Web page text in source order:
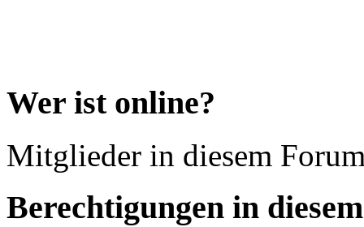
Wer ist online?
Mitglieder in diesem
Berechtigungen in